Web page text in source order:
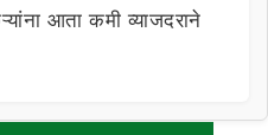
आता कमी व्याजदराने